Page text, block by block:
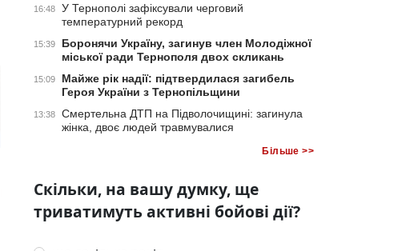
16:48
У Тернополі зафіксували черговий
температурний рекорд
15:39
Боронячи Україну, загинув член Молодіжної
міської ради Тернополя двох скликань
15:09
Майже рік надії: підтвердилася загибель
Героя України з Тернопільщини
13:38
Смертельна ДТП на Підволочищині: загинула
жінка, двоє людей травмувалися
Більше >>
Скільки, на вашу думку, ще
триватимуть активні бойові дії?